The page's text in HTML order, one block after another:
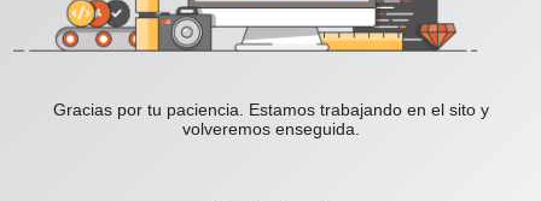
Gracias por tu paciencia. Estamos trabajando en el sito y
volveremos enseguida.